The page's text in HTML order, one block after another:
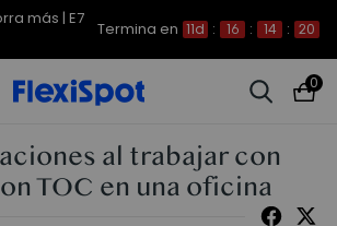
más | E7
Termina en 11d : 16 : 14 : 18
0
al trabajar con
TOC en una oficina